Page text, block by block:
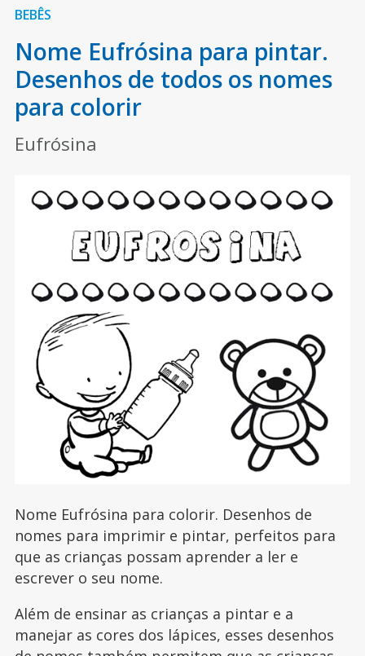
BEBÊS
Nome Eufrósina para pintar.
Desenhos de todos os nomes
para colorir
Eufrósina
Nome Eufrósina para colorir. Desenhos de
nomes para imprimir e pintar, perfeitos para
que as crianças possam aprender a ler e
escrever o seu nome.
Além de ensinar as crianças a pintar e a
manejar as cores dos lápices, esses desenhos